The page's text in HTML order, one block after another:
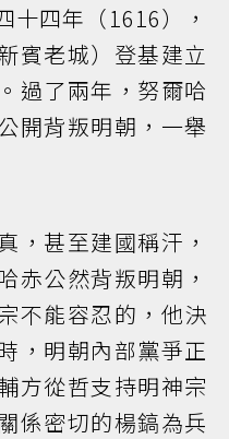
十四年（1616），
賓老城）登基建立
過了兩年，努爾哈
開背叛明朝，一舉
，甚至建國稱汗，
赤公然背叛明朝，
不能容忍的，他決
，明朝內部黨爭正
方從哲支持明神宗
係密切的楊鎬為兵